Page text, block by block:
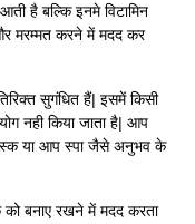
है बल्कि इनमे विटामिन
मरम्मत करने में मदद कर
सुगंधित हैं| इसमें किसी
नही किया जाता है| आप
या आप स्पा जैसे अनुभव के
को बनाए रखने में मदद करता